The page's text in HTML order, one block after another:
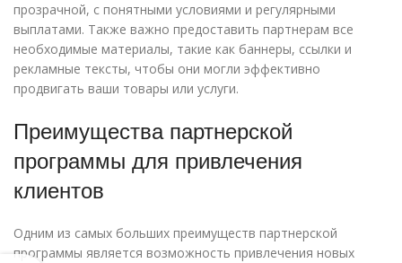
прозрачной, с понятными условиями и регулярными
выплатами. Также важно предоставить партнерам все
необходимые материалы, такие как баннеры, ссылки и
рекламные тексты, чтобы они могли эффективно
продвигать ваши товары или услуги.
Преимущества партнерской
программы для привлечения
клиентов
Одним из самых больших преимуществ партнерской
программы является возможность привлечения новых